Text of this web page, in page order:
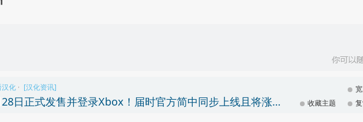
汉化 › [汉化资讯]
《盗贼遗产2》2022年4月28日正式发售并登录Xbox！届时官方简中同步上线且将涨价
收藏主题